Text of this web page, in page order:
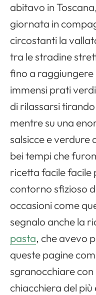
abitavo in
giornata in
circostanti la
tra le stradine
fino a raggiungere
immensi prati
di rilassarsi
mentre su una
salsicce e verdure
bei tempi che
ricetta facile facile
contorno sfizioso
occasioni come
segnalo anche la
pasta, che avevo
queste pagine
sgranocchiare
chiacchiera del più